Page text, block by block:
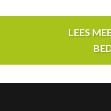
LEES